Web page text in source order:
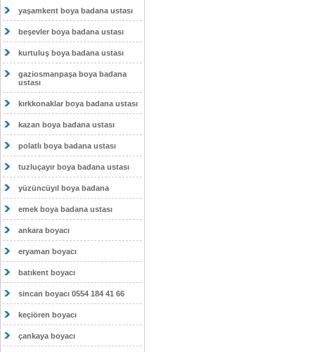
yaşamkent boya badana ustası
beşevler boya badana ustası
kurtuluş boya badana ustası
gaziosmanpaşa boya badana
ustası
kırkkonaklar boya badana ustası
kazan boya badana ustası
polatlı boya badana ustası
tuzluçayır boya badana ustası
yüzüncüyıl boya badana
emek boya badana ustası
ankara boyacı
eryaman boyacı
batıkent boyacı
sincan boyacı 0554 184 41 66
keçiören boyacı
çankaya boyacı